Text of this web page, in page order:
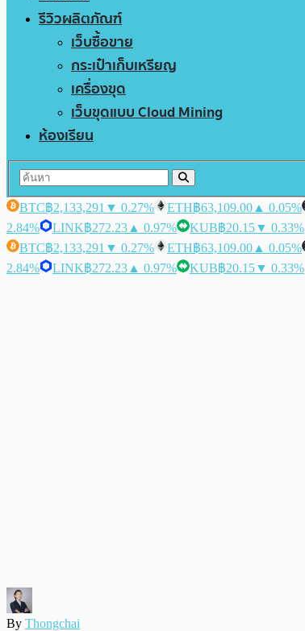
รีวิวผลิตภัณฑ์
เว็บซื้อขาย
กระเป๋าเก็บเหรียญ
เครื่องขุด
เว็บขุดแบบ Cloud Mining
ห้องเรียน
BTC฿2,133,291 ▼ 0.27% ETH฿63,109.00 ▲ 0.05%
2.84%
LINK฿272.23 ▲ 0.97% KUB฿20.15▼ 0.33%
BTC฿2,133,291 ▼ 0.27% ETH฿63,109.00 ▲ 0.05%
2.84%
LINK฿272.23 ▲ 0.97% KUB฿20.15▼ 0.33%
By Thongchai